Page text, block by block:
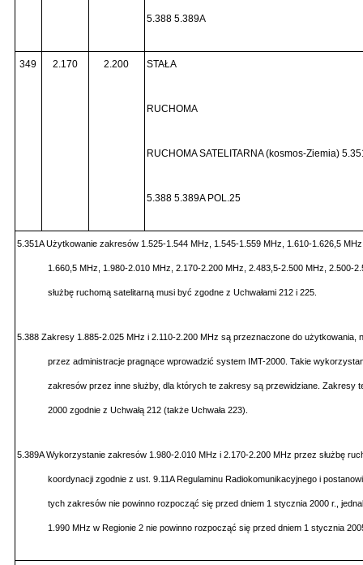
5.388 5.389A
349 2.170 2.200 STAŁA
RUCHOMA
RUCHOMA SATELITARNA (kosmos-Ziemia)
5.388 5.389A POL.25
5.351A Użytkowanie zakresów 1.525-1.544 MHz, 1.545-1.559 MHz, 1.610-1.626,5
1.660,5 MHz, 1.980-2.010 MHz, 2.170-2.200 MHz, 2.483,5-2.500 MHz, 2.500-
służbę ruchomą satelitarną musi być zgodne z Uchwałami 212 i 225.
5.388 Zakresy 1.885-2.025 MHz i 2.110-2.200 MHz są przeznaczone do użytkowania,
przez administracje pragnące wprowadzić system IMT-2000. Takie
zakresów przez inne służby, dla których te zakresy są przewidziane. Zakresy
2000 zgodnie z Uchwałą 212 (także Uchwała 223).
5.389A Wykorzystanie zakresów 1.980-2.010 MHz i 2.170-2.200 MHz przez służbę
koordynacji zgodnie z ust. 9.11A Regulaminu Radiokomunikacyjnego i
tych zakresów nie powinno rozpocząć się przed dniem 1 stycznia 2000 r.,
1.990 MHz w Regionie 2 nie powinno rozpocząć się przed dniem 1 stycznia